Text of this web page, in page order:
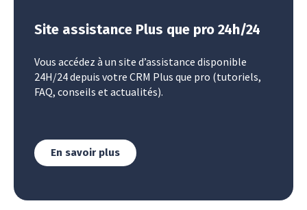
Site assistance Plus que pro 24h/24
Vous accédez à un site d’assistance disponible
24H/24 depuis votre CRM Plus que pro (tutoriels,
FAQ, conseils et actualités).
En savoir plus